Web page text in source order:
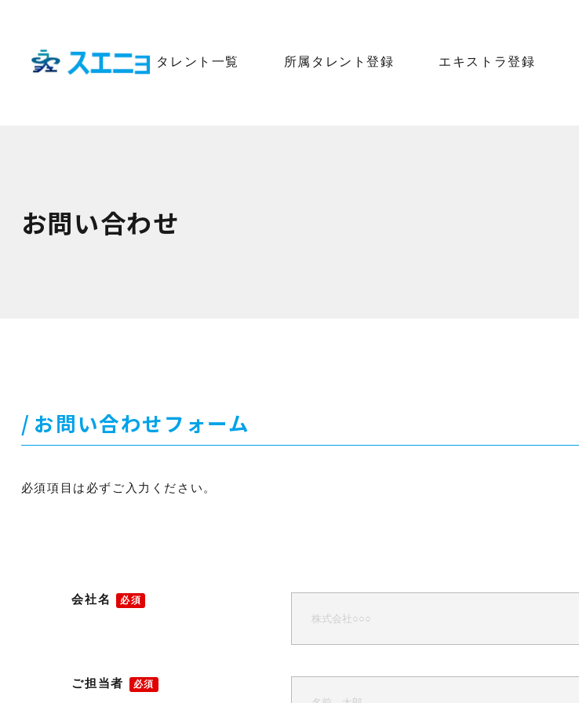
タレント一覧 所属タレント登録 エキストラ登録
お問い合わせ
お問い合わせフォーム
必須項目は必ずご入力ください。
会社名 必須
ご担当者 必須